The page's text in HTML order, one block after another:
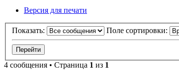
Версия для печати
Показать: Поле сортировки:
4 сообщения • Страница 1 из 1